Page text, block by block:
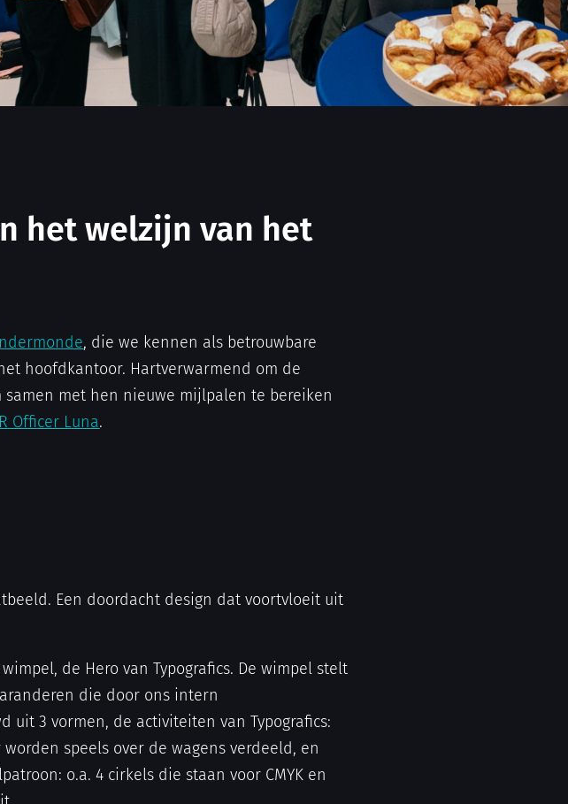
het welzijn van het
, die we kennen als betrouwbare
hoofdkantoor. Hartverwarmend om de
samen met hen nieuwe mijlpalen te bereiken
Officer Luna.
Een doordacht design dat voortvloeit uit
de Hero van Typografics. De wimpel stelt
die door ons intern
uit 3 vormen, de activiteiten van Typografics:
speels over de wagens verdeeld, en
o.a. 4 cirkels die staan voor CMYK en